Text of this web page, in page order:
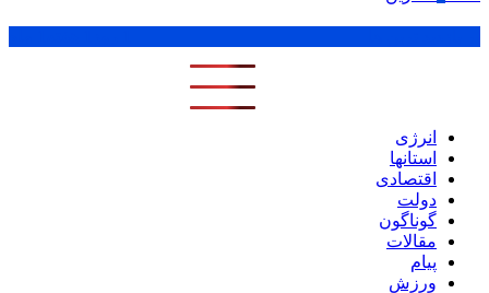
انرژی
استانها
اقتصادی
دولت
گوناگون
مقالات
پیام
ورزش